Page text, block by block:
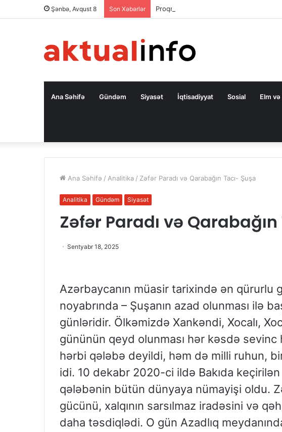
Şənbə, Avqust 8 Son Xəbərlər Proqram mühəndisliyinə dair elmi
Ana Səhifə Gündəm Siyasət İqtisadiyyat Sosial Elm
Ana Səhifə / Analitika / Zəfər Paradı və Qarabağın Tacı- Şuşa
Analitika Gündəm Siyasət
Zəfər Paradı və Qarabağın
Sentyabr 18, 2025
Azərbaycanın müasir tarixində ən
noyabrında – Şuşanın azad olunması ilə
günləridir. Ölkəmizdə Xankəndi, Xocalı,
gününün qeyd olunması hər kəsdə sevinc
hərbi qələbə deyildi, həm də milli ruhun,
idi. 10 dekabr 2020-ci ildə Bakıda
qələbənin bütün dünyaya nümayişi oldu.
gücünü, xalqının sarsılmaz iradəsini və
daha təsdiqlədi. O gün Azadlıq